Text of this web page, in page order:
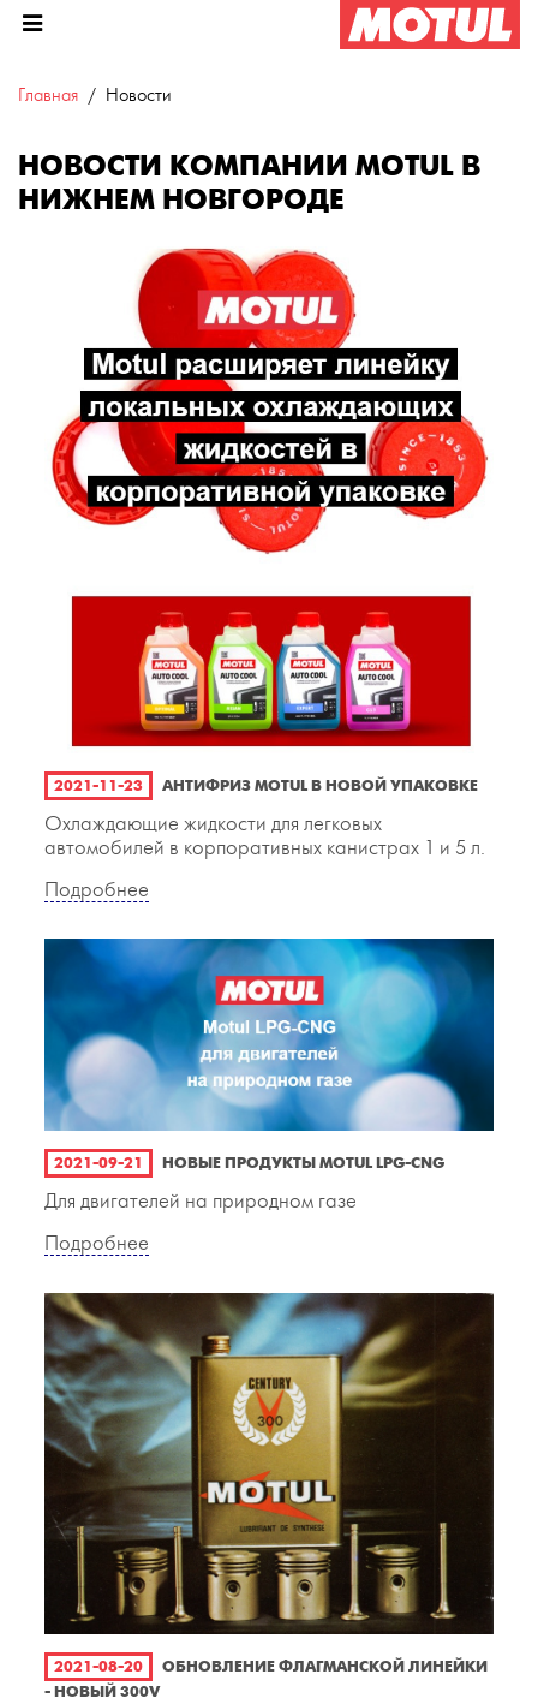
Главная Новости
НОВОСТИ КОМПАНИИ MOTUL В
НИЖНЕМ НОВГОРОДЕ
2021-11-23 АНТИФРИЗ MOTUL В НОВОЙ УПАКОВКЕ
Охлаждающие жидкости для легковых
автомобилей в корпоративных канистрах 1 и 5 л.
Подробнее
2021-09-21 НОВЫЕ ПРОДУКТЫ MOTUL LPG-CNG
Для двигателей на природном газе
Подробнее
2021-08-20
ОБНОВЛЕНИЕ ФЛАГМАНСКОЙ ЛИНЕЙКИ
- НОВЫЙ 300V